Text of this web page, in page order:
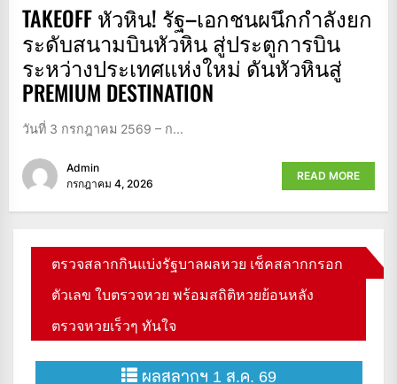
TAKEOFF หัวหิน! รัฐ–เอกชนผนึกกำลังยก
ระดับสนามบินหัวหิน สู่ประตูการบิน
ระหว่างประเทศแห่งใหม่ ดันหัวหินสู่
PREMIUM DESTINATION
วันที่ 3 กรกฎาคม 2569 – ก...
Admin
กรกฎาคม 4, 2026
READ MORE
ตรวจสลากกินแบ่งรัฐบาลผลหวย เช็คสลากกรอก
ตัวเลข ใบตรวจหวย พร้อมสถิติหวยย้อนหลัง
ตรวจหวยเร็วๆ ทันใจ